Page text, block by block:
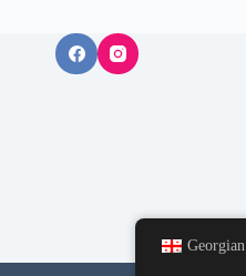
Georgian